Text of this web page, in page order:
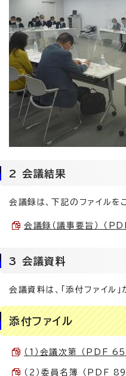
2 会議結果
会議録は、下記のファイルを
会議録（議事要旨） （
3 会議資料
会議資料は、「添付ファイル」
添付ファイル
（1）会議次第 （PDF
（2）委員名簿 （PDF